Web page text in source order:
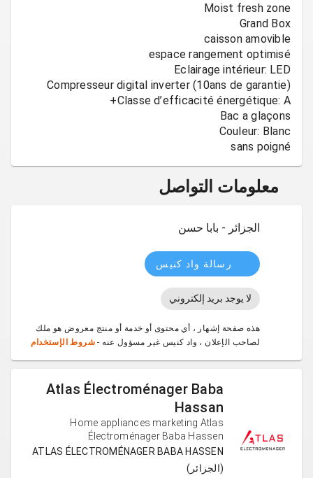
sans poigné
معلومات التواصل
الجزائر - بابا حسن
رسالة واد كنيس
لا يوجد بريد إلكتروني
هذه صفحة إشهار ، أي محتوى أو خدمة أو منتج معروض هو ملك
لصاحب الإعلان ، واد كنيس غير مسؤول عنه - شروط الإستخدام
Atlas Électroménager Baba
Hassan
Home appliances marketing Atlas
Électroménager Baba Hassen
ATLAS ÉLECTROMÉNAGER BABA HASSEN
(الجزائر)